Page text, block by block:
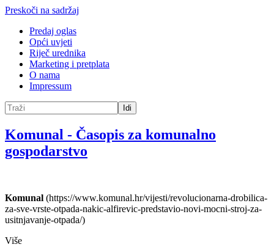
Preskoči na sadržaj
Predaj oglas
Opći uvjeti
Riječ urednika
Marketing i pretplata
O nama
Impressum
Idi
Komunal - Časopis za komunalno
gospodarstvo
Komunal (https://www.komunal.hr/vijesti/revolucionarna-drobilica-
za-sve-vrste-otpada-nakic-alfirevic-predstavio-novi-mocni-stroj-za-
usitnjavanje-otpada/)
Više